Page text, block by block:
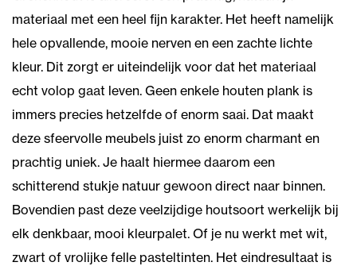
materiaal met een heel fijn karakter. Het heeft namelijk
hele opvallende, mooie nerven en een zachte lichte
kleur. Dit zorgt er uiteindelijk voor dat het materiaal
echt volop gaat leven. Geen enkele houten plank is
immers precies hetzelfde of enorm saai. Dat maakt
deze sfeervolle meubels juist zo enorm charmant en
prachtig uniek. Je haalt hiermee daarom een
schitterend stukje natuur gewoon direct naar binnen.
Bovendien past deze veelzijdige houtsoort werkelijk bij
elk denkbaar, mooi kleurpalet. Of je nu werkt met wit,
zwart of vrolijke felle pasteltinten. Het eindresultaat is